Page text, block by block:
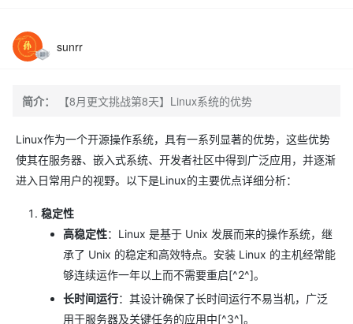
sunrr
简介： 【8月更文挑战第8天】Linux系统的优势
Linux作为一个开源操作系统，具有一系列显著的优势，这些优势
使其在服务器、嵌入式系统、开发者社区中得到广泛应用，并逐渐
进入日常用户的视野。以下是Linux的主要优点详细分析：
稳定性
高稳定性：Linux 是基于 Unix 发展而来的操作系统，继
承了 Unix 的稳定和高效特点。安装 Linux 的主机经常能
够连续运作一年以上而不需要重启[^2^]。
长时间运行：其设计确保了长时间运行不易当机，广泛
用于服务器及关键任务的应用中[^3^]。